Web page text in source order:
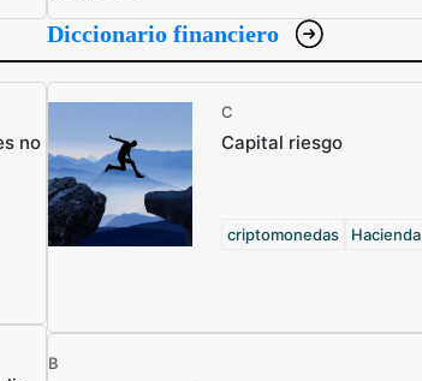
no
Diccionario financiero
C
Capital riesgo
criptomonedas Hacienda
B